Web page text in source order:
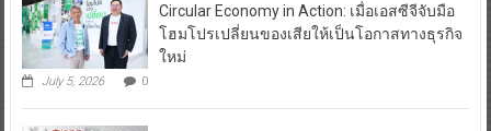
Circular Economy in Action: เมื่อเอสซีจีจับมือ
โฮมโปรเปลี่ยนของเสียให้เป็นโอกาสทางธุรกิจ
ใหม่
July 5, 2026 0